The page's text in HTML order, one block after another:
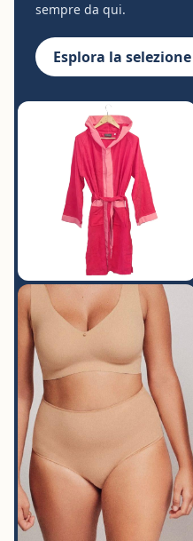
sempre da qui.
Esplora la selezione